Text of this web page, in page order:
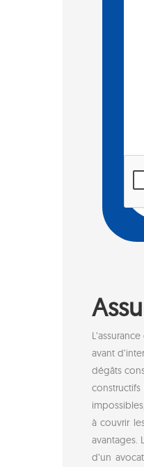
avant
dégâts
à couvrir
avantages.
d’un